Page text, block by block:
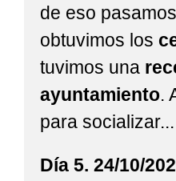
de eso
obtuvimos los
tuvimos una
ayuntamiento.
para socializar...
Día 5. 24/10/